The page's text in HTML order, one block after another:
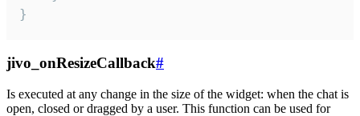
}
jivo_onResizeCallback#
Is executed at any change in the size of the widget: when the chat is
open, closed or dragged by a user. This function can be used for